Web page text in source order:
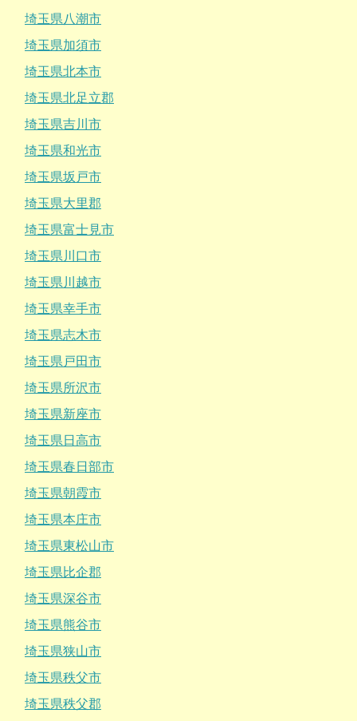
埼玉県八潮市
埼玉県加須市
埼玉県北本市
埼玉県北足立郡
埼玉県吉川市
埼玉県和光市
埼玉県坂戸市
埼玉県大里郡
埼玉県富士見市
埼玉県川口市
埼玉県川越市
埼玉県幸手市
埼玉県志木市
埼玉県戸田市
埼玉県所沢市
埼玉県新座市
埼玉県日高市
埼玉県春日部市
埼玉県朝霞市
埼玉県本庄市
埼玉県東松山市
埼玉県比企郡
埼玉県深谷市
埼玉県熊谷市
埼玉県狭山市
埼玉県秩父市
埼玉県秩父郡